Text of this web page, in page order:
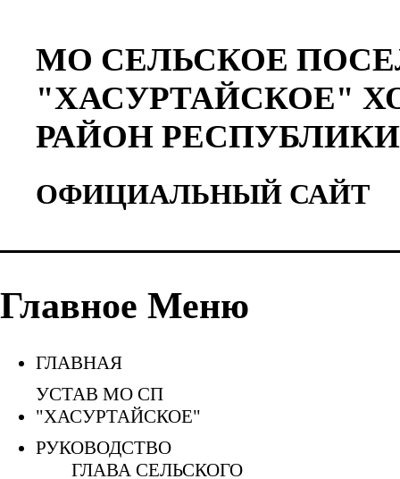
МО СЕЛЬСКОЕ
"ХАСУРТАЙСКОЕ"
РАЙОН
ОФИЦИАЛЬНЫЙ САЙТ
Главное Меню
ГЛАВНАЯ
УСТАВ МО СП
"ХАСУРТАЙСКОЕ"
РУКОВОДСТВО
ГЛАВА СЕЛЬСКОГО